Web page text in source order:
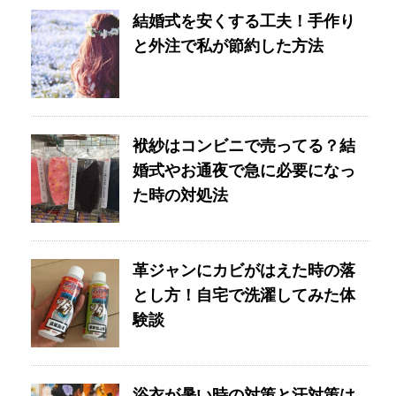
結婚式を安くする工夫！手作り
と外注で私が節約した方法
袱紗はコンビニで売ってる？結
婚式やお通夜で急に必要になっ
た時の対処法
革ジャンにカビがはえた時の落
とし方！自宅で洗濯してみた体
験談